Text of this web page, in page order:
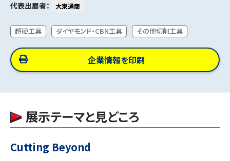
代表出展者： 大東通商
超硬工具 ダイヤモンド・CBN工具 その他切削工具
企業情報を印刷
展示テーマと見どころ
Cutting Beyond